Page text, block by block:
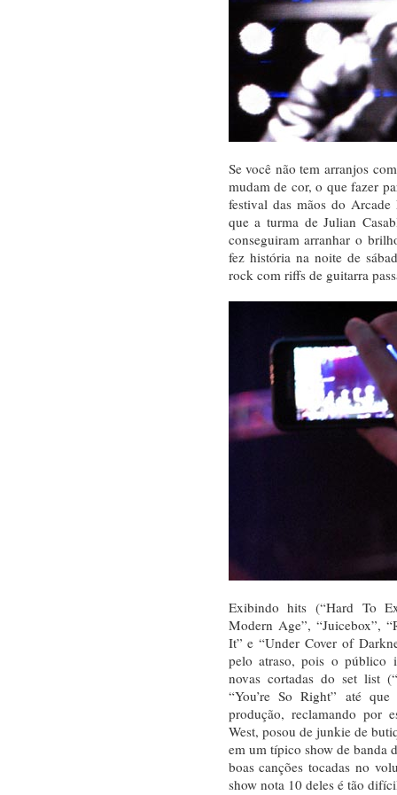
Se você não tem arranjos
mudam de cor, o que fazer
festival das mãos do
que a turma de Julian
conseguiram arranhar o
fez história na noite de
rock com riffs de guitarra
Exibindo hits (“Hard To
Modern Age”, “Juicebox”,
It” e “Under Cover of
pelo atraso, pois o público
novas cortadas do set list
“You’re So Right” até
produção, reclamando por
West, posou de junkie de
em um típico show de banda
boas canções tocadas no
show nota 10 deles é tão